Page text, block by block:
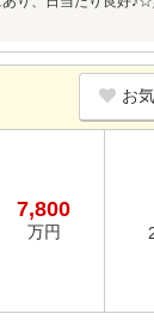
お
7,800
万円